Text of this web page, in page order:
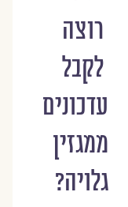
רוצה
לקבל
עדכונים
ממגזין
גלויה?